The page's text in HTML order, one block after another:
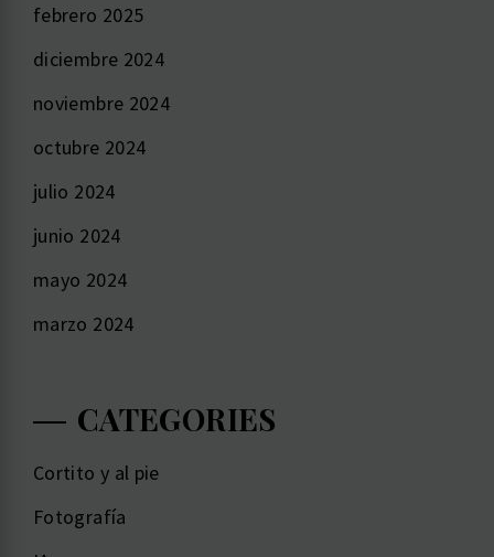
febrero 2025
diciembre 2024
noviembre 2024
octubre 2024
julio 2024
junio 2024
mayo 2024
marzo 2024
CATEGORIES
Cortito y al pie
Fotografía